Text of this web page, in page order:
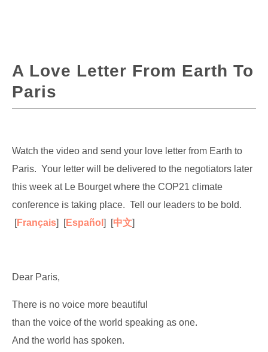
A Love Letter From Earth To
Paris
Watch the video and send your love letter from Earth to
Paris. Your letter will be delivered to the negotiators later
this week at Le Bourget where the COP21 climate
conference is taking place. Tell our leaders to be bold.
[Français] [Español ] [中文]
Dear Paris,
There is no voice more beautiful
than the voice of the world speaking as one.
And the world has spoken.